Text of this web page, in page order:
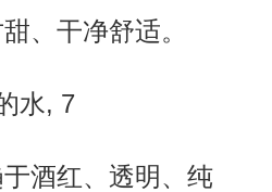
、干净舒适。
水, 7
酒红、透明、纯